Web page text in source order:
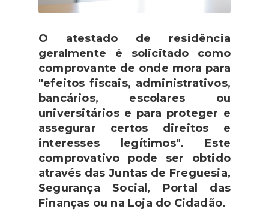
O atestado de residência
geralmente é solicitado como
comprovante de onde mora para
"efeitos fiscais, administrativos,
bancários, escolares ou
universitários e para proteger e
assegurar certos direitos e
interesses legítimos". Este
comprovativo pode ser obtido
através das Juntas de Freguesia,
Segurança Social, Portal das
Finanças ou na Loja do Cidadão.